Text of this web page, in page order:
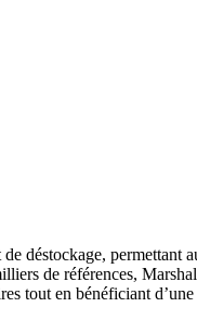
déstockage, permettant
de références,
tout en bénéficiant